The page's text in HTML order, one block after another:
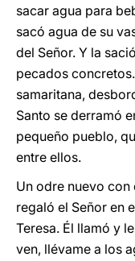
sacar agua para
sacó agua de su
del Señor. Y la
pecados
samaritana,
Santo se derramó
pequeño pueblo,
entre ellos.
Un odre nuevo
regaló el Señor en
Teresa. Él llamó y
ven, llévame a los